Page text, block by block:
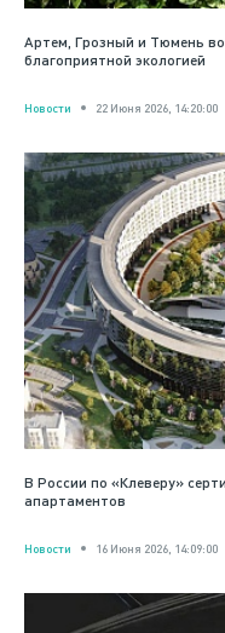
Артем, Грозный и Тюмень
благоприятной экологией
Новости 22 Июня 2026, 14:20:00
В России по «Клеверу»
апартаментов
Новости 16 Июня 2026, 14:09:00